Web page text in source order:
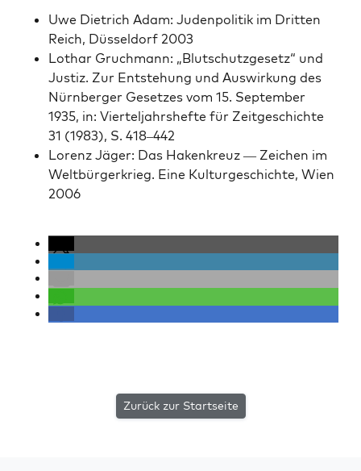
Uwe Diet­rich Adam: Juden­poli­tik im Drit­ten
Reich, Düs­sel­dorf 2003
Lothar Gruch­mann: „Blutschutzge­setz“ und
Jus­tiz. Zur Entste­hung und Auswirkung des
Nürn­berg­er Geset­zes vom 15. Sep­tem­ber
1935, in: Viertel­jahrshefte für Zeit­geschichte
31 (1983), S. 418–442
Lorenz Jäger: Das Hak­enkreuz — Zeichen im
Welt­bürg­erkrieg. Eine Kul­turgeschichte, Wien
2006
Zurück zur Startseite